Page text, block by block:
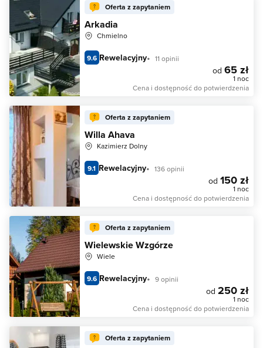
Oferta z zapytaniem
Arkadia
Chmielno
9.6 Rewelacyjny 11 opinii
od 65 zł
1 noc
Cena i dostępność do potwierdzenia
Oferta z zapytaniem
Willa Ahava
Kazimierz Dolny
9.1 Rewelacyjny 136 opinii
od 150 zł
1 noc
Cena i dostępność do potwierdzenia
Oferta z zapytaniem
Wielewskie Wzgórze
Wiele
9.6 Rewelacyjny 9 opinii
od 250 zł
1 noc
Cena i dostępność do potwierdzenia
Oferta z zapytaniem